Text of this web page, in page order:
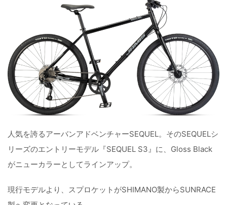
人気を誇るアーバンアドベンチャーSEQUEL。そのSEQUELシ
リーズのエントリーモデル『SEQUEL S3』に、Gloss Black
がニューカラーとしてラインアップ。
現行モデルより、スプロケットがSHIMANO製からSUNRACE